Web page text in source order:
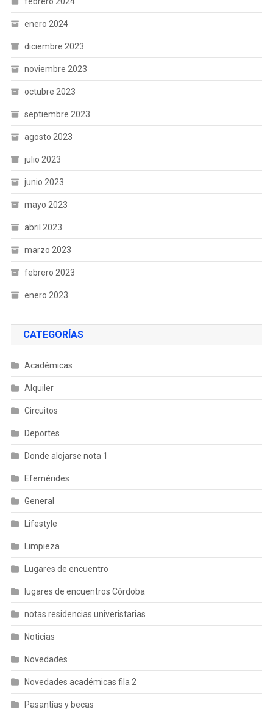
enero 2024
diciembre 2023
noviembre 2023
octubre 2023
septiembre 2023
agosto 2023
julio 2023
junio 2023
mayo 2023
abril 2023
marzo 2023
febrero 2023
enero 2023
CATEGORÍAS
Académicas
Alquiler
Circuitos
Deportes
Donde alojarse nota 1
Efemérides
General
Lifestyle
Limpieza
Lugares de encuentro
lugares de encuentros Córdoba
notas residencias univeristarias
Noticias
Novedades
Novedades académicas fila 2
Pasantías y becas